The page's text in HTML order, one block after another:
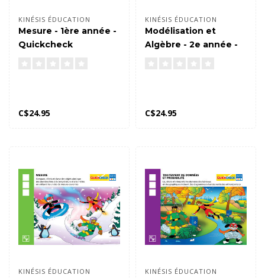
KINÉSIS ÉDUCATION
Mesure - 1ère année -
Quickcheck
C$24.95
KINÉSIS ÉDUCATION
Modélisation et
Algèbre - 2e année -
C$24.95
KINÉSIS ÉDUCATION KINÉSIS ÉDUCATION